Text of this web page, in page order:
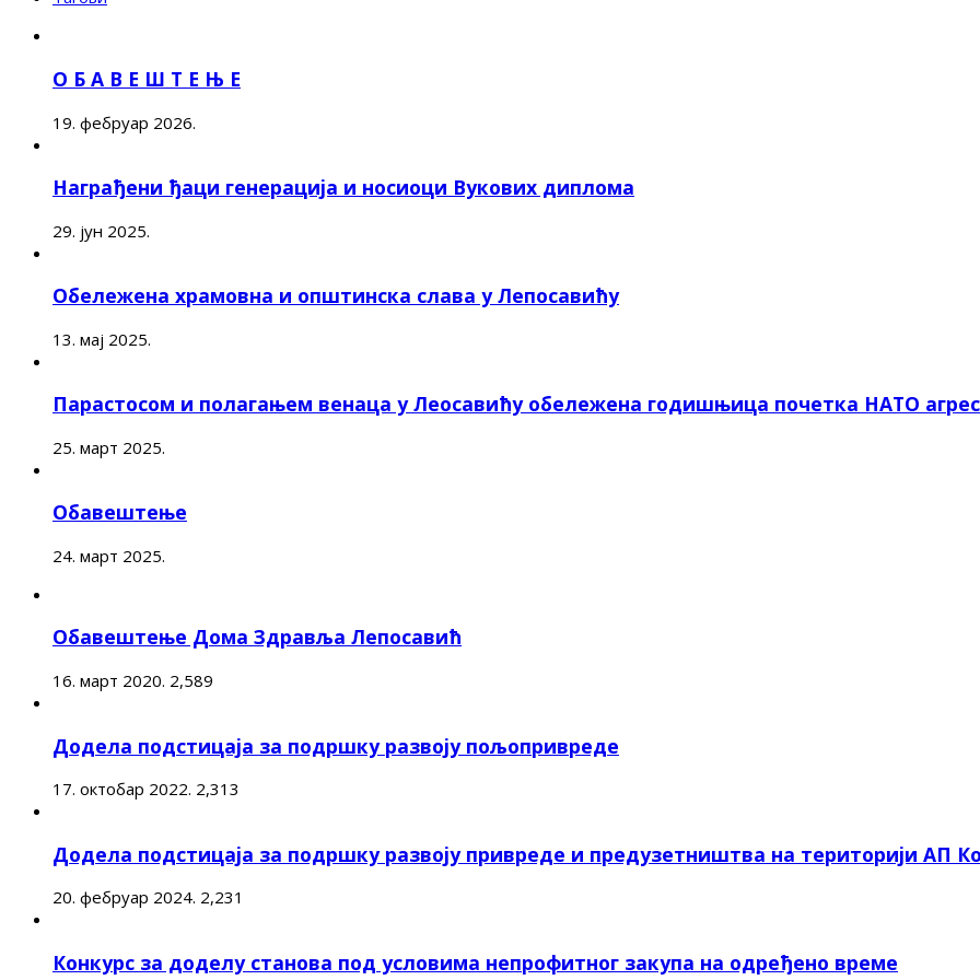
О Б А В Е Ш Т Е Њ Е
19. фебруар 2026.
Награђени ђаци генерација и носиоци Вукових диплома
29. јун 2025.
Обележена храмовна и општинска слава у Лепосавићу
13. мај 2025.
Парастосом и полагањем венаца у Леосавићу обележена годишњица почетка НАТО
25. март 2025.
Обавештење
24. март 2025.
Обавештење Дома Здравља Лепосавић
16. март 2020. 2,589
Додела подстицаја за подршку развоју пољопривреде
17. октобар 2022. 2,313
Додела подстицаја за подршку развоју привреде и предузетништва на територији АП
20. фебруар 2024. 2,231
Конкурс за доделу станова под условима непрофитног закупа на одређено време